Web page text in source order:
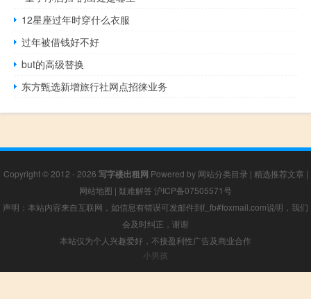
12星座过年时穿什么衣服
过年被借钱好不好
but的高级替换
东方甄选新增旅行社网点招徕业务
Copyright © 2012 - 2026 写字楼出租网 Powered by 网站分类目录 | 精选推荐文章 |
网站地图 | 疑难解答 沪ICP备07505571号
声明：本站内容来自互联网，如信息有错误可发邮件到f_fb#foxmail.com说明，我们
会及时纠正，谢谢
本站仅为个人兴趣爱好，不接盈利性广告及商业合作
小男孩